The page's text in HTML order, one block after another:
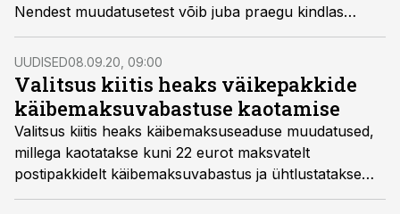
Nendest muudatusetest võib juba praegu kindlas
kõneviisis rääkida, sest muudatused jõustuvad sellel
ajal korraga kogu Euroopa Liidus. Nimelt tuleb
liikmesriikidel üle võtta 1. juulil 2021 jõustuva direktiivi
2017/2455 nõuded, millega muudetakse
käibemaksudirektiivi 2006/112/EU. Ehk siis,
muudatused ei tulene Eesti sisepoliitilisest olukorrast
vaid Euroopa Liidu õigusaktide muutusest, kirjutab
Ernst & Young Baltic AS juhtiv maksunõustaja Tõnis
Elling.
UUDISED08.09.20, 09:00
Valitsus kiitis heaks väikepakkide
käibemaksuvabastuse kaotamise
Valitsus kiitis heaks käibemaksuseaduse muudatused,
millega kaotatakse kuni 22 eurot maksvatelt
postipakkidelt käibemaksuvabastus ja ühtlustatakse
kaugmüügi maksustamise reegleid.